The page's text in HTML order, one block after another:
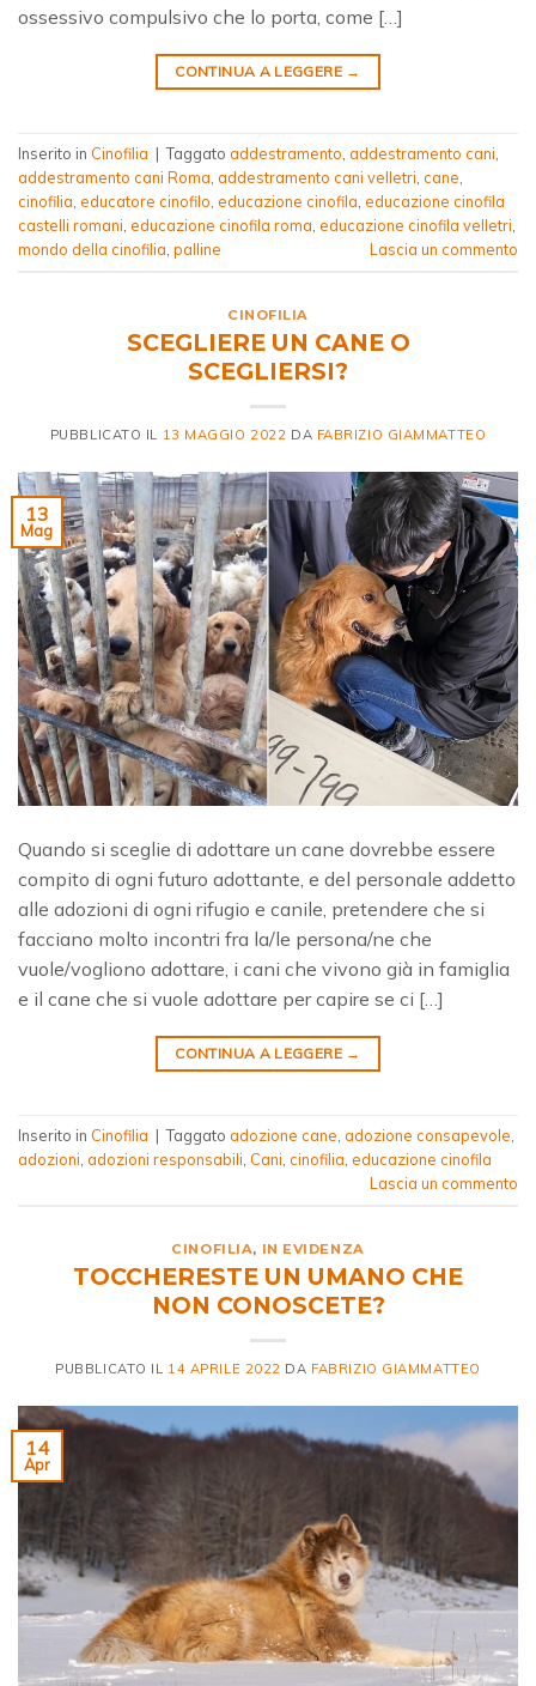
ossessivo compulsivo che lo porta, come […]
CONTINUA A LEGGERE →
Inserito in Cinofilia | Taggato addestramento addestramento cani
addestramento cani Roma addestramento cani velletri cane
cinofilia educatore cinofilo educazione cinofila educazione cinofila
castelli romani educazione cinofila roma educazione cinofila velletri
mondo della cinofilia palline Lascia un commento
CINOFILIA
SCEGLIERE UN CANE O
SCEGLIERSI?
PUBBLICATO IL 13 MAGGIO 2022 DA FABRIZIO GIAMMATTEO
13
Mag
Quando si sceglie di adottare un cane dovrebbe essere
compito di ogni futuro adottante, e del personale addetto
alle adozioni di ogni rifugio e canile, pretendere che si
facciano molto incontri fra la/le persona/ne che
vuole/vogliono adottare, i cani che vivono già in famiglia
e il cane che si vuole adottare per capire se ci […]
CONTINUA A LEGGERE →
Inserito in Cinofilia | Taggato adozione cane, adozione consapevole,
adozioni, adozioni responsabili, Cani, cinofilia, educazione cinofila
Lascia un commento
CINOFILIA, IN EVIDENZA
TOCCHERESTE UN UMANO CHE
NON CONOSCETE?
PUBBLICATO IL 14 APRILE 2022 DA FABRIZIO GIAMMATTEO
14
Apr